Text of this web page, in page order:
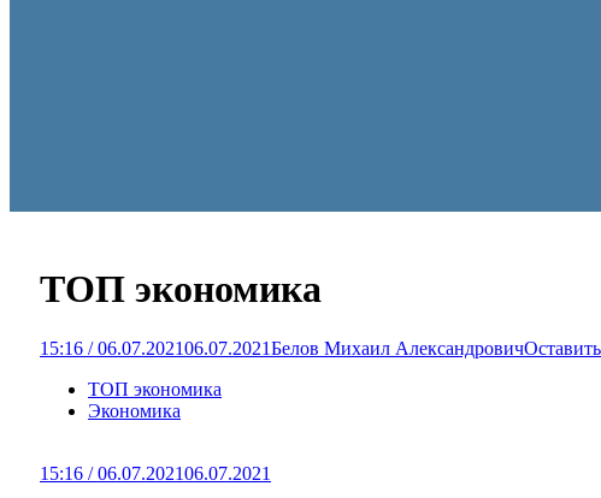
ТОП экономика
15:16 / 06.07.202106.07.2021Белов Михаил Александрович
ТОП экономика
Экономика
15:16 / 06.07.202106.07.2021